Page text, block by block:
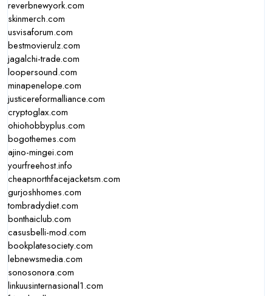
reverbnewyork.com
skinmerch.com
usvisaforum.com
bestmovierulz.com
jagalchi-trade.com
loopersound.com
minapenelope.com
justicereformalliance.com
cryptoglax.com
ohiohobbyplus.com
bogothemes.com
ajino-mingei.com
yourfreehost.info
cheapnorthfacejacketsm.com
gurjoshhomes.com
tombradydiet.com
bonthaiclub.com
casusbelli-mod.com
bookplatesociety.com
lebnewsmedia.com
sonosonora.com
linkuusinternasional1.com